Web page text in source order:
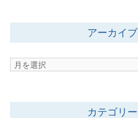
アーカイブ
ア
イ
カテゴリー